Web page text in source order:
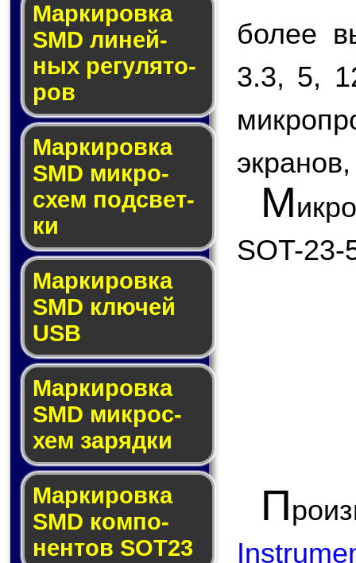
Маркировка
SMD ли­ней­
ных ре­гу­ля­то­
ров
Маркировка
SMD мик­ро­
схем под­свет­
ки
Маркировка
SMD клю­чей
USB
Маркировка
SMD мик­рос­
хем за­ряд­ки
Маркировка
SMD ком­по­
нен­тов SOT23
более
3.3, 5,
М
SOT-23-
П